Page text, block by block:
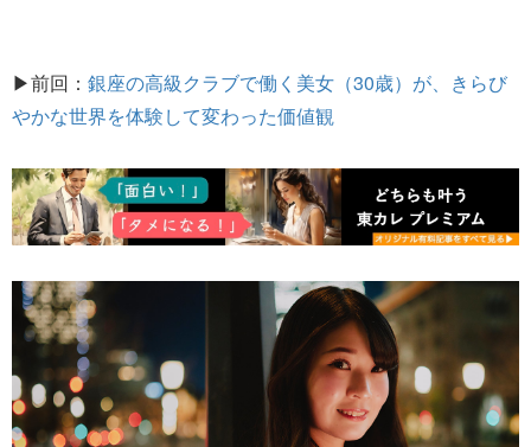
▶前回： 銀座の高級クラブで働く美女（30歳）が、きらび
やかな世界を体験して変わった価値観